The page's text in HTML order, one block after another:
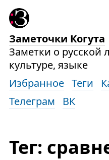
Заметочки Когута
Заметки о русской
культуре, языке
Избранное Теги
Телеграм
ВК
Тег: